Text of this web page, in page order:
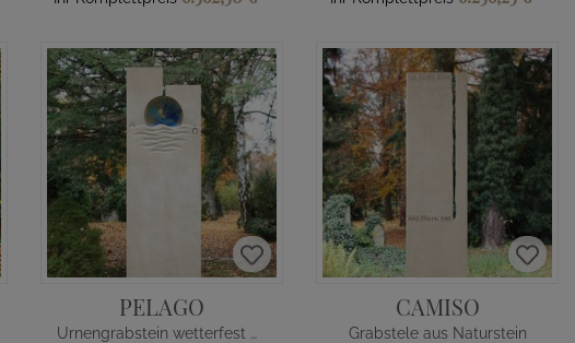
PELAGO
Urnengrabstein wetterfest mit Glas
CAMISO
Grabstele aus Naturstein